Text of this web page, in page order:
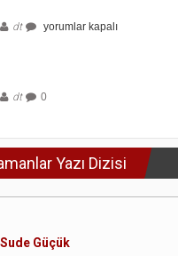
dt
Analiz
yorumlar kapalı
dt 0
Yazı Dizisi
Sude Güçük